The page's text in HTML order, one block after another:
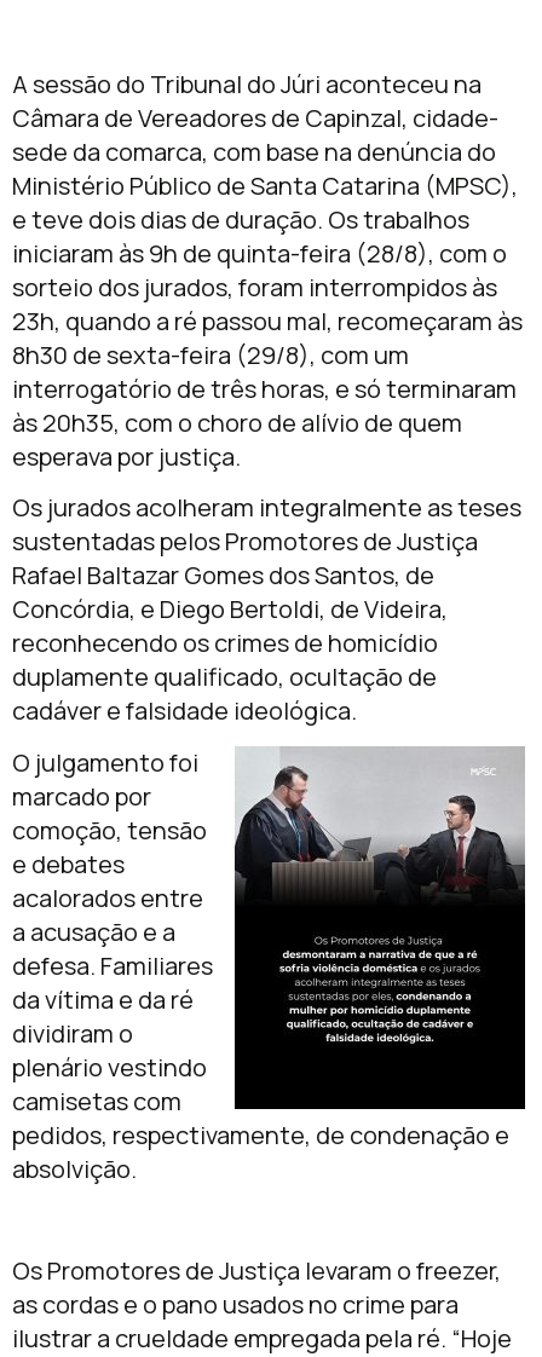
A sessão do Tribunal do Júri aconteceu na
Câmara de Vereadores de Capinzal, cidade-
sede da comarca, com base na denúncia do
Ministério Público de Santa Catarina (MPSC),
e teve dois dias de duração. Os trabalhos
iniciaram às 9h de quinta-feira (28/8), com o
sorteio dos jurados, foram interrompidos às
23h, quando a ré passou mal, recomeçaram às
8h30 de sexta-feira (29/8), com um
interrogatório de três horas, e só terminaram
às 20h35, com o choro de alívio de quem
esperava por justiça.
Os jurados acolheram integralmente as teses
sustentadas pelos Promotores de Justiça
Rafael Baltazar Gomes dos Santos, de
Concórdia, e Diego Bertoldi, de Videira,
reconhecendo os crimes de homicídio
duplamente qualificado, ocultação de
cadáver e falsidade ideológica.
O julgamento foi
marcado por
comoção, tensão
e debates
acalorados entre
a acusação e a
defesa. Familiares
da vítima e da ré
dividiram o
plenário vestindo
camisetas com
pedidos, respectivamente, de condenação e
absolvição.
Os Promotores de Justiça levaram o freezer,
as cordas e o pano usados no crime para
ilustrar a crueldade empregada pela ré. “Hoje